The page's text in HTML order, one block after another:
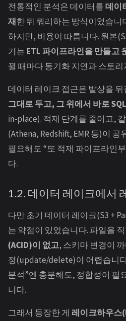
전통적인 분석은 데이터를 데이
재한 뒤 쿼리하는 방식이었습니
하지만, 비용이 따릅니다. 원본
기는 ETL 파이프라인을 만들고
뀔 때마다 동기화 지연과 스토
데이터 레이크 접근은 발상을 뒤
그대로 두고, 그 위에서 바로
in-place). 적재 단계를 줄이고,
(Athena, Redshift, EMR 등)이
필요해도 “또 적재 파이프라인
다.
1.2. 데이터 레이크에서
다만 초기 데이터 레이크(S3 +
는 약점이 있었습니다. 파일을
(ACID)이 없고, 스키마 변경이
정(update/delete)이 어렵습니
분석”엔 충분해도, 정합성이 필
니다.
그래서 등장한 게 레이크하우스